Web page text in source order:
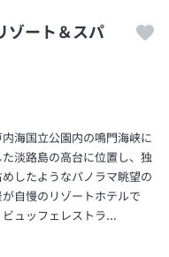
ゾート＆スパ
内海国立公園内の鳴門海峡に
た淡路島の高台に位置し、独
めしたようなパノラマ眺望の
が自慢のリゾートホテルで
ビュッフェレストラ…